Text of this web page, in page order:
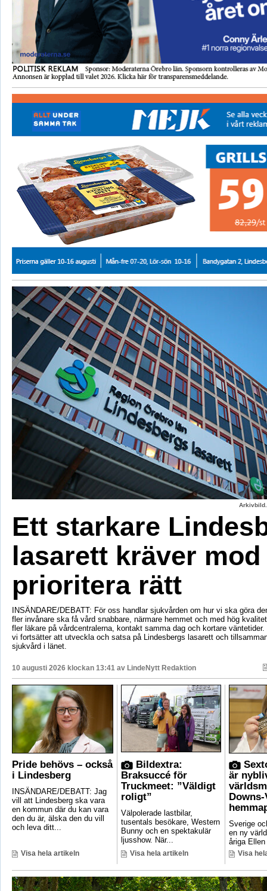
Ett starkare
lasarett kräver
prioritera rätt
INSÄNDARE/DEBATT: För oss handlar sjukvården om hur vi ska göra
fler invånare ska få vård snabbare, närmare hemmet och med hög
fler läkare på vårdcentralerna, kontakt samma dag och kortare
vi fortsätter att utveckla och satsa på Lindesbergs lasarett och
sjukvård i länet.
10 augusti 2026 klockan 13:41 av LindeNytt Redaktion
Pride behövs – också
i Lindesberg
INSÄNDARE/DEBATT: Jag
vill att Lindesberg ska vara
en kommun där du kan vara
den du är, älska den du vill
och leva ditt...
Visa hela artikeln
Bildextra:
Braksuccé för
Truckmeet: ”Väldigt
roligt”
Välpolerade lastbilar,
tusentals besökare, Western
Bunny och en spektakulär
ljusshow. När...
Visa hela artikeln
är
Sverige
en ny
åriga
Visa